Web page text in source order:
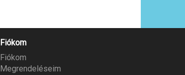
Fiókom
Fiókom
Megrendeléseim